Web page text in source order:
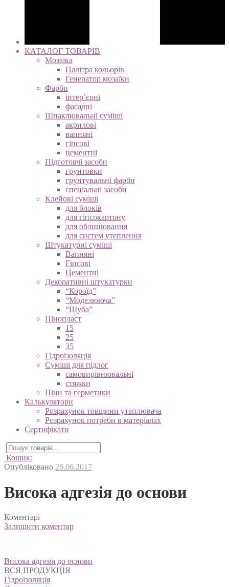
КАТАЛОГ ТОВАРІВ
Мозаїка
Палітра кольорів
Генератор мозаїки
Фарби
інтер’єрні
фасадні
Шпаклювальні суміші
акрилові
вапняні
гіпсові
цементні
Підготовчі засоби
грунтовки
грунтувальні фарби
спеціальні засоби
Клейові суміші
для блоків
для гіпсокартону
для облицювання
для систем утеплення
Штукатурні суміші
Вапняні
Гіпсові
Цементні
Декоративні штукатурки
“Короїд”
“Моделююча”
“Шуба”
Пінопласт
15
25
35
Гідроізоляція
Суміші для підлог
самовирівнювальні
стяжки
Піни та герметики
Калькулятори
Розрахунок товщини утеплювача
Розрахунок потреби в матеріалах
Сертифікати
Кошик:
Опубліковано 26.06.2017
Висока адгезія до основи
Коментарі
Залишити коментар
Навігація
записів
Висока адгезія до основи
ВСЯ ПРОДУКЦІЯ
Гідроізоляція